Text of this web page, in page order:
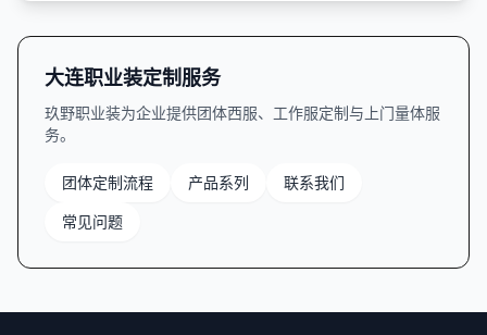
大连职业装定制服务
玖野职业装为企业提供团体西服、工作服定制与上门量体服
务。
团体定制流程 产品系列 联系我们
常见问题